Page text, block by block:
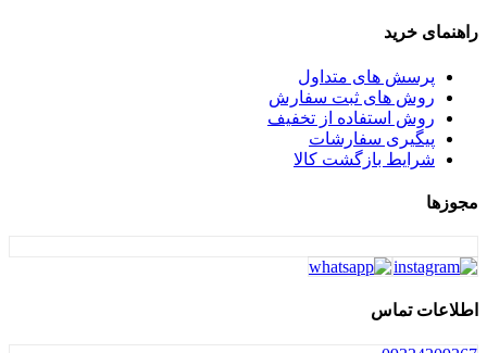
یونیک
یونیکس
راهنمای خرید
پرسش های متداول
روش های ثبت سفارش
روش استفاده از تخفیف
پیگیری سفارشات
شرایط بازگشت کالا
مجوزها
اطلاعات تماس